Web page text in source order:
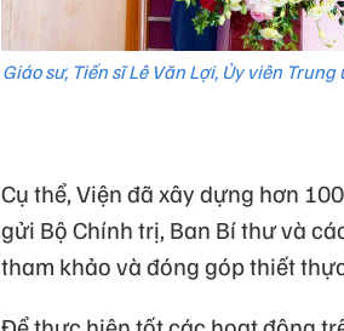
Giáo sư, Tiến sĩ Lê Văn Lợi, Ủy viên
Cụ thể, Viện đã xây dựng hơn
gửi Bộ Chính trị, Ban Bí thư và
tham khảo và đóng góp thiết